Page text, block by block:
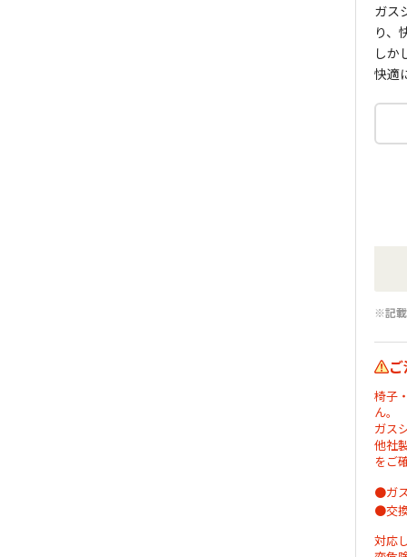
ガス
り、
しか
快適
※記
椅子
ん。
ガス
他社
をご
●ガ
●交
対応